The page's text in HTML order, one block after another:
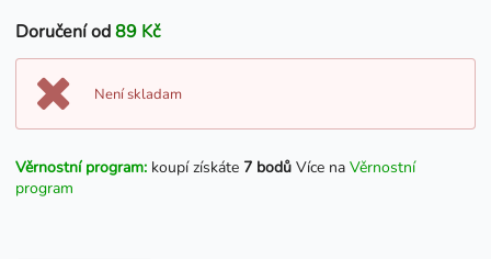
Doručení od89 Kč
Není skladam
Věrnostní program: koupí získáte 7 bodů Více na Věrnostní
program